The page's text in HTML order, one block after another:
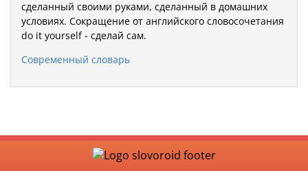
сделанный своими руками, сделанный в домашних
условиях. Сокращение от английского словосочетания
do it yourself - сделай сам.
Современный словарь